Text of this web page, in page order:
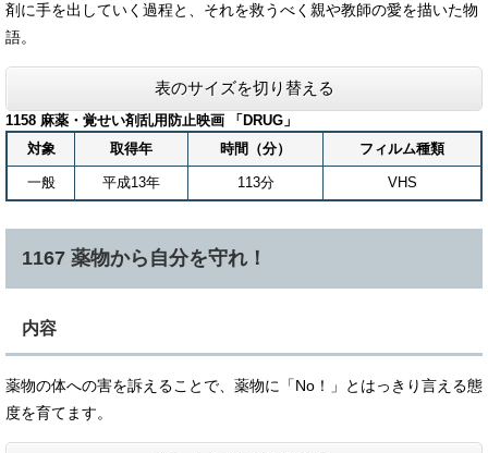
剤に手を出していく過程と、それを救うべく親や教師の愛を描いた物
語。
表のサイズを切り替える
1158 麻薬・覚せい剤乱用防止映画 「DRUG」
対象
取得年 時間（分） フィルム種類
一般 平成13年 113分 VHS
1167 薬物から自分を守れ！
内容
薬物の体への害を訴えることで、薬物に「No！」とはっきり言える態
度を育てます。